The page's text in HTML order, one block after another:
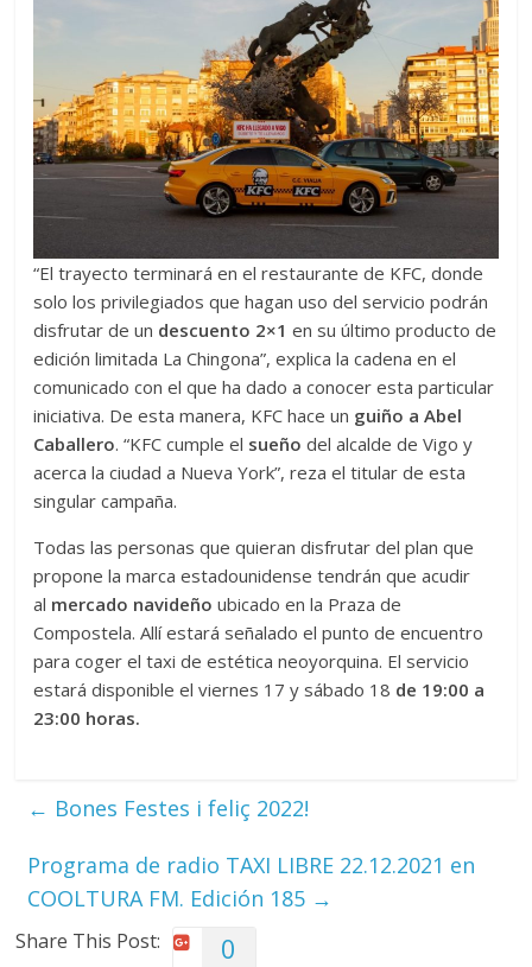
“El trayecto terminará en el restaurante de KFC, donde
solo los privilegiados que hagan uso del servicio podrán
disfrutar de un descuento 2×1 en su último producto de
edición limitada La Chingona”, explica la cadena en el
comunicado con el que ha dado a conocer esta particular
iniciativa. De esta manera, KFC hace un guiño a Abel
Caballero. “KFC cumple el sueñodel alcalde de Vigo y
acerca la ciudad a Nueva York”, reza el titular de esta
singular campaña.
Todas las personas que quieran disfrutar del plan que
propone la marca estadounidense tendrán que acudir
al mercado navideño ubicado en la Praza de
Compostela. Allí estará señalado el punto de encuentro
para coger el taxi de estética neoyorquina. El servicio
estará disponible el viernes 17 y sábado 18 de 19:00 a
23:00 horas.
← Bones Festes i feliç 2022!
Programa de radio TAXI LIBRE 22.12.2021 en
COOLTURA FM. Edición 185 →
Share This Post: 0